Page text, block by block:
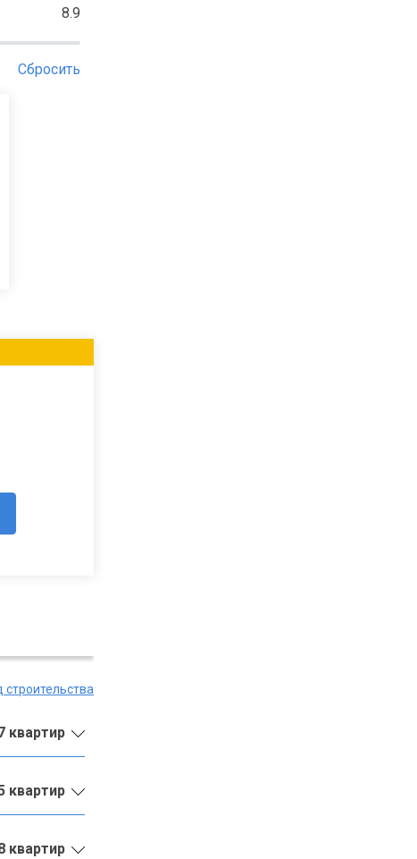
8.9
Сбросить
строительства
квартир
квартир
квартир